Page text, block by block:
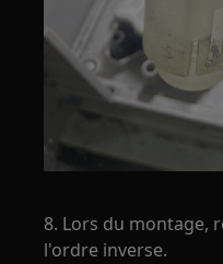
8. Lors du montage,
l'ordre inverse.